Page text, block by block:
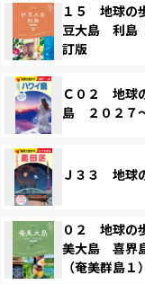
１５ 地球
豆大島 利島
訂版
Ｃ０２ 地球
島 ２０２７
Ｊ３３ 地球
０２ 地球
美大島 喜界
（奄美群島